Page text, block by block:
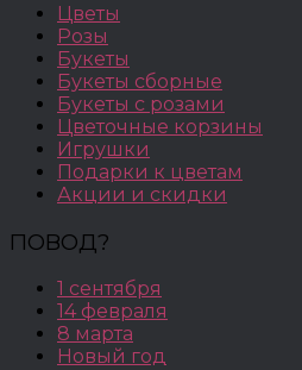
Цветы
Розы
Букеты
Букеты сборные
Букеты с розами
Цветочные корзины
Игрушки
Подарки к цветам
Акции и скидки
ПОВОД?
1 сентября
14 февраля
8 марта
Новый год